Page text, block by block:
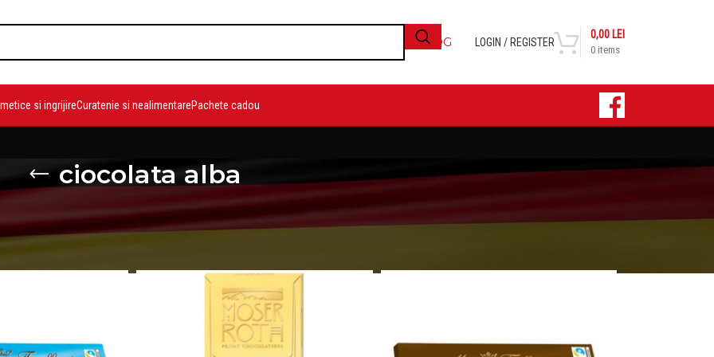
BLOG LOGIN / REGISTER
0 items
0,00 LEI
si ingrijireCuratenie si nealimentarePachete cadou
ciocolata alba
etichetate „ciocolata alba”/Pagina 2